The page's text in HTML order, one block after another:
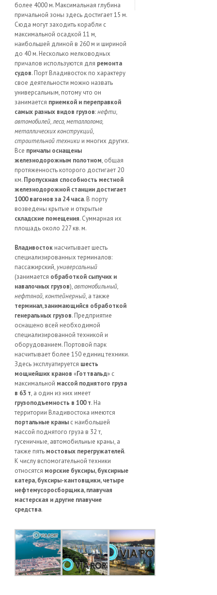
более 4000 м. Максимальная глубина
причальной зоны здесь достигает 15 м.
Сюда могут заходить корабли с
максимальной осадкой 11 м,
наибольшей длиной в 260 м и шириной
до 40 м. Несколько мелководных
причалов используются для ремонта
судов. Порт Владивосток по характеру
свое деятельности можно назвать
универсальным, потому что он
занимается приемкой и переправкой
самых разных видов грузов:нефти,
автомобилей, леса, металлолома,
металлических конструкций,
строительной техники и многих других.
Все причалы оснащены
железнодорожным полотном, общая
протяженность которого достигает 20
км. Пропускная способность местной
железнодорожной станции достигает
1000 вагонов за 24 часа. В порту
возведены крытые и открытые
складские помещения. Суммарная их
площадь около 227 кв. м.
Владивосток насчитывает шесть
специализированных терминалов:
пассажирский, универсальный
(занимается обработкой сыпучих и
навалочных грузов),автомобильный,
нефтяной, контейнерный, а также
терминал, занимающийся обработкой
генеральных грузов. Предприятие
оснащено всей необходимой
специализированной техникой и
оборудованием. Портовой парк
насчитывает более 150 единиц техники.
Здесь эксплуатируется шесть
мощнейших кранов «Готтвальд» с
максимальной массой поднятого груза
в 63 т, а один из них имеет
грузоподъемность в 100 т. На
территории Владивостока имеются
портальные краны с наибольшей
массой поднятого груза в 32 т,
гусеничные, автомобильные краны, а
также пять мостовых перегружателей.
К числу вспомогательной техники
относятся морские буксиры, буксирные
катера, буксиры-кантовщики, четыре
нефтемусоросборщика, плавучая
мастерская и другие плавучие
средства.